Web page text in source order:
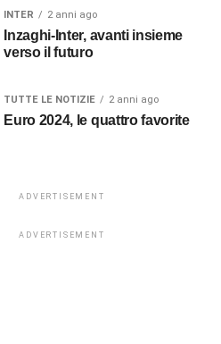
INTER 2 anni ago
Inzaghi-Inter, avanti insieme
verso il futuro
TUTTE LE NOTIZIE 2 anni ago
Euro 2024, le quattro favorite
ADVERTISEMENT
ADVERTISEMENT